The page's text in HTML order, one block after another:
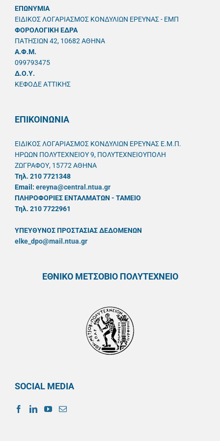
ΕΠΩΝΥΜΙΑ
ΕΙΔΙΚΟΣ ΛΟΓΑΡΙΑΣΜΟΣ ΚΟΝΔΥΛΙΩΝ ΕΡΕΥΝΑΣ - ΕΜΠ
ΦΟΡΟΛΟΓΙΚΗ ΕΔΡΑ
ΠΑΤΗΣΙΩΝ 42, 10682 ΑΘΗΝΑ
A.Φ.Μ.
099793475
Δ.Ο.Υ.
ΚΕΦΟΔΕ ΑΤΤΙΚΗΣ
ΕΠΙΚΟΙΝΩΝΙΑ
ΕΙΔΙΚΟΣ ΛΟΓΑΡΙΑΣΜΟΣ ΚΟΝΔΥΛΙΩΝ ΕΡΕΥΝΑΣ Ε.Μ.Π.
ΗΡΩΩΝ ΠΟΛΥΤΕΧΝΕΙΟΥ 9, ΠΟΛΥΤΕΧΝΕΙΟΥΠΟΛΗ
ΖΩΓΡΑΦΟΥ, 15772 ΑΘΗΝΑ
Τηλ. 210 7721348
Email: ereyna@central.ntua.gr
ΠΛΗΡΟΦΟΡΙΕΣ ΕΝΤΑΛΜΑΤΩΝ - ΤΑΜΕΙΟ
Τηλ. 210 7722961
ΥΠΕΥΘYΝΟΣ ΠΡΟΣΤΑΣΙΑΣ ΔΕΔΟΜΕΝΩΝ
elke_dpo@mail.ntua.gr
ΕΘΝΙΚΟ ΜΕΤΣΟΒΙΟ ΠΟΛΥΤΕΧΝΕΙΟ
SOCIAL MEDIA